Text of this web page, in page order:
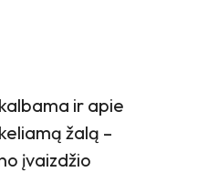
ir apie
žalą –
įvaizdžio